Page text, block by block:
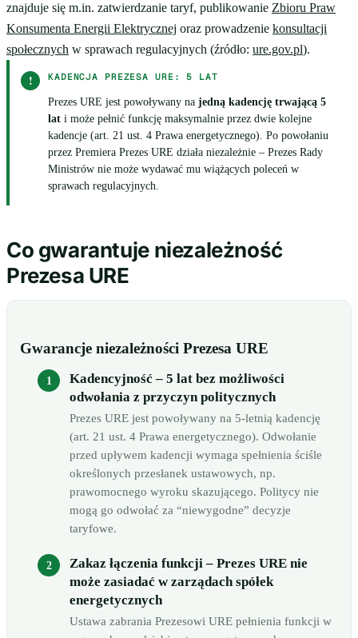
znajduje się m.in. zatwierdzanie taryf, publikowanie Zbioru Praw
Konsumenta Energii Elektrycznej oraz prowadzenie konsultacji
społecznych w sprawach regulacyjnych (źródło: ure.gov.pl).
! KADENCJA PREZESA URE: 5 LAT
Prezes URE jest powoływany na jedną kadencję trwającą 5
lat i może pełnić funkcję maksymalnie przez dwie kolejne
kadencje (art. 21 ust. 4 Prawa energetycznego). Po powołaniu
przez Premiera Prezes URE działa niezależnie – Prezes Rady
Ministrów nie może wydawać mu wiążących poleceń w
sprawach regulacyjnych.
Co gwarantuje niezależność
Prezesa URE
Gwarancje niezależności Prezesa URE
Kadencyjność – 5 lat bez możliwości
odwołania z przyczyn politycznych
Prezes URE jest powoływany na 5-letnią kadencję
(art. 21 ust. 4 Prawa energetycznego). Odwołanie
przed upływem kadencji wymaga spełnienia ściśle
określonych przesłanek ustawowych, np.
prawomocnego wyroku skazującego. Politycy nie
mogą go odwołać za “niewygodne” decyzje
taryfowe.
Zakaz łączenia funkcji – Prezes URE nie
może zasiadać w zarządach spółek
energetycznych
Ustawa zabrania Prezesowi URE pełnienia funkcji w